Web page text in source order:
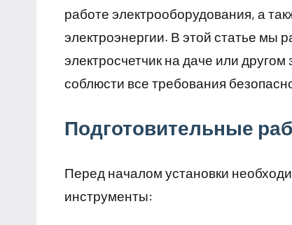
работе электрооборудования, а
электроэнергии. В этой статье мы
электросчетчик на даче или
соблюсти все требования
Подготовительные
Перед началом установки
инструменты: